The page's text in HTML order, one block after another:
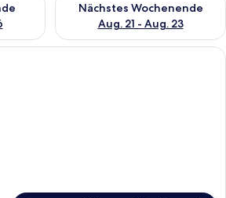
Nächstes Wochenende
Aug. 21 - Aug. 23
Ein kleiner, ordentlicher Raum mit